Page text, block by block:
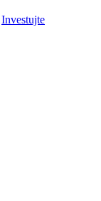
Investujte